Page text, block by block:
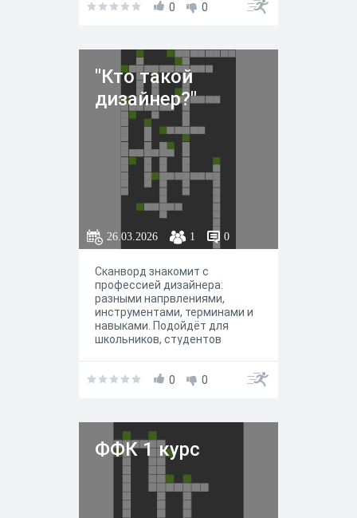
0 0
"Кто такой
дизайнер?"
26.03.2026 1 0
Сканворд знакомит с
профессией дизайнера:
разными напрвлениями,
инструментами, терминами и
навыками. Подойдёт для
школьников, студентов
дизайном.
0 0
ФФК 1 курс